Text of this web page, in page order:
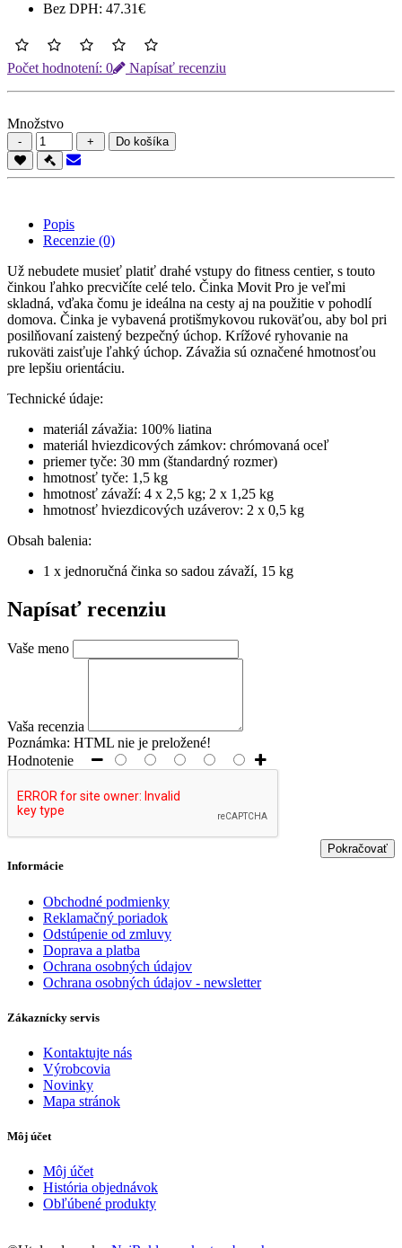
Bez DPH: 47.31€
Počet hodnotení: 0 Napísať recenziu
Množstvo
Do košíka
Popis
Recenzie (0)
Už nebudete musieť platiť drahé vstupy do fitness centier, s touto
činkou ľahko precvičíte celé telo. Činka Movit Pro je veľmi
skladná, vďaka čomu je ideálna na cesty aj na použitie v pohodlí
domova. Činka je vybavená protišmykovou rukoväťou, aby bol pri
posilňovaní zaistený bezpečný úchop. Krížové ryhovanie na
rukoväti zaisťuje ľahký úchop. Závažia sú označené hmotnosťou
pre lepšiu orientáciu.
Technické údaje:
materiál závažia: 100% liatina
materiál hviezdicových zámkov: chrómovaná oceľ
priemer tyče: 30 mm (štandardný rozmer)
hmotnosť tyče: 1,5 kg
hmotnosť závaží: 4 x 2,5 kg; 2 x 1,25 kg
hmotnosť hviezdicových uzáverov: 2 x 0,5 kg
Obsah balenia:
1 x jednoručná činka so sadou závaží, 15 kg
Napísať recenziu
Vaše meno
Vaša recenzia
Poznámka: HTML nie je preložené!
Hodnotenie
Pokračovať
Informácie
Obchodné podmienky
Reklamačný poriadok
Odstúpenie od zmluvy
Doprava a platba
Ochrana osobných údajov
Ochrana osobných údajov - newsletter
Zákaznícky servis
Kontaktujte nás
Výrobcovia
Novinky
Mapa stránok
Môj účet
Môj účet
História objednávok
Obľúbené produkty